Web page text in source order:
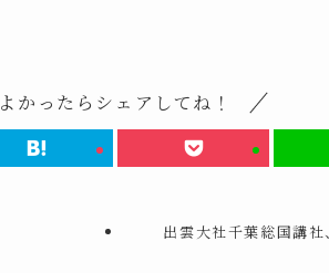
よかったらシェアしてね！
出雲大社千葉総国講社